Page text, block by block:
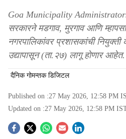
Goa Municipality
सरकारने मडगाव, मुरगाव आणि म्हापसा
नगरपालिकांवर प्रशासकांची
उद्यापासून (ता.२७) लागू होणार आहेत.
दैनिक गोमन्तक डिजिटल
Published on :27 May 2026, 12:58 PM
Updated on :27 May 2026, 12:58 PM
S